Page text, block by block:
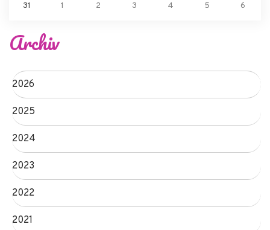
31 1 2 3 4 5 6
Archiv
2026
2025
2024
2023
2022
2021